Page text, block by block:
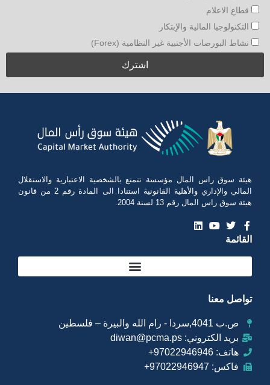
قطاع الاعلام
التكنولوجيا المالية والإبتكار
نشاط البورصات الأجنبية غير النظامية (Forex)
هيئة سوق راس المال مؤسسة تتمتع بالشخصية الاعتبارية والاستقلال
المالي والإداري والأهلية القانونية استنادا الى المادة رقم 2 من قانون
هيئة سوق راس المال رقم 13 لسنة 2004.
القائمة
تواصل معنا
ص.ب 4041,سردا - رام الله والبيرة – فلسطين
بريد الكتروني: diwan@pcma.ps
هاتف: 97022946946+
فاكس: 97022946947+